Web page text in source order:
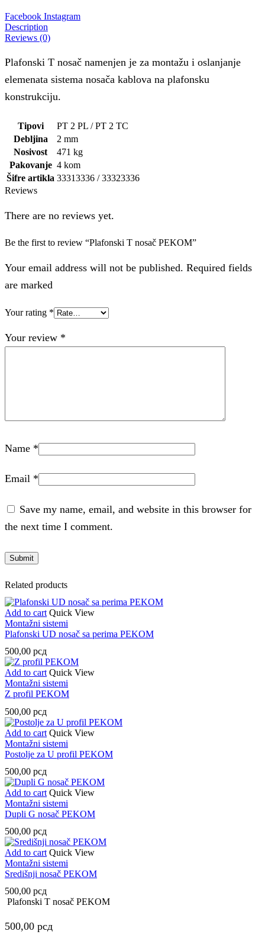
Facebook Instagram
Description
Reviews (0)
Plafonski T nosač namenjen je za montažu i oslanjanje
elemenata sistema nosača kablova na plafonsku
konstrukciju.
Tipovi
PT 2 PL / PT 2 TC
Debljina
2 mm
Nosivost
471 kg
Pakovanje 4 kom
Šifre artikla 33313336 / 33323336
Reviews
There are no reviews yet.
Be the first to review “Plafonski T nosač PEKOM”
Your email address will not be published. Required fields
are marked
Your rating *
Your review *
Name *
Email *
Save my name, email, and website in this browser for
the next time I comment.
Related products
Add to cart Quick View
Montažni sistemi
Plafonski UD nosač sa perima PEKOM
500,00 рсд
Add to cart Quick View
Montažni sistemi
Z profil PEKOM
500,00 рсд
Add to cart Quick View
Montažni sistemi
Postolje za U profil PEKOM
500,00 рсд
Add to cart Quick View
Montažni sistemi
Dupli G nosač PEKOM
500,00 рсд
Add to cart Quick View
Montažni sistemi
Središnji nosač PEKOM
500,00 рсд
Plafonski T nosač PEKOM
500,00 рсд